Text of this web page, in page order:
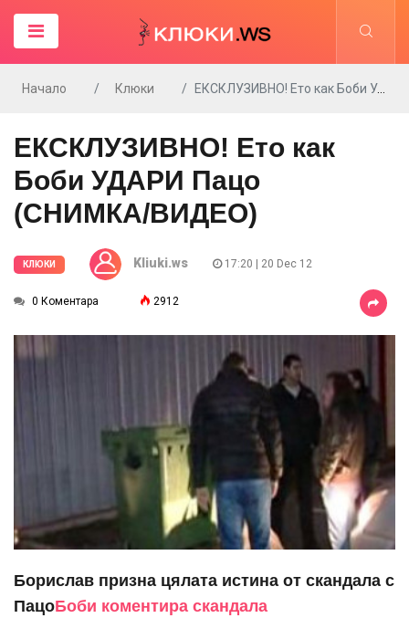
Начало Клюки ЕКСКЛУЗИВНО! Ето как Боби УДАРИ Пацо (СНИМКА/ВИДЕО)
ЕКСКЛУЗИВНО! Ето как
Боби УДАРИ Пацо
(СНИМКА/ВИДЕО)
КЛЮКИ Kliuki.ws 17:20 | 20 Dec 12
0 Коментара 2912
Борислав призна цялата истина от скандала с
ПацоБоби коментира скандала